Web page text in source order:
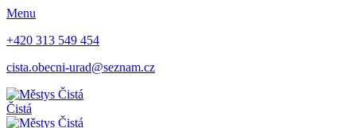
Menu
+420 313 549 454
cista.obecni-urad@seznam.cz
Čistá